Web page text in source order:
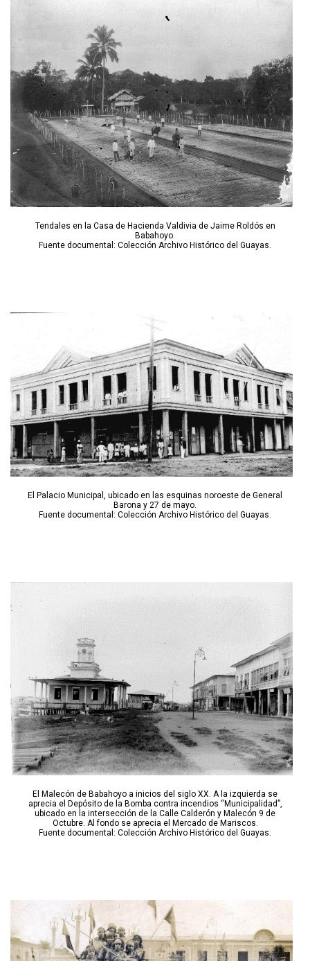
Tendales en la Casa de Hacienda Valdivia de Jaime Roldós en
Babahoyo.
Fuente documental: Colección Archivo Histórico del Guayas.
El Palacio Municipal, ubicado en las esquinas noroeste de General
Barona y 27 de mayo.
Fuente documental: Colección Archivo Histórico del Guayas.
El Malecón de Babahoyo a inicios del siglo XX. A la izquierda se
aprecia el Depósito de la Bomba contra incendios “Municipalidad”,
ubicado en la intersección de la Calle Calderón y Malecón 9 de
Octubre. Al fondo se aprecia el Mercado de Mariscos.
Fuente documental: Colección Archivo Histórico del Guayas.